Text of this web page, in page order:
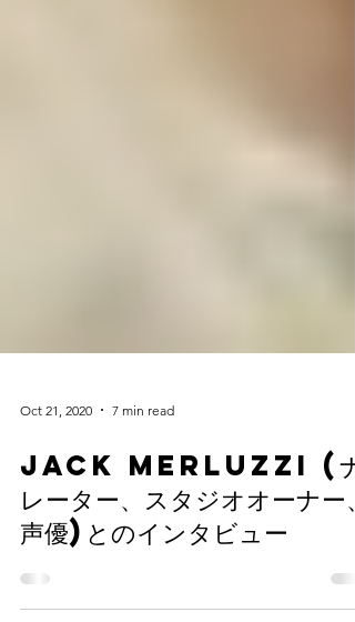
Oct 21, 2020 7 min read
Jack Merluzzi (ナ
レーター、スタジオオーナー、
声優)とのインタビュー